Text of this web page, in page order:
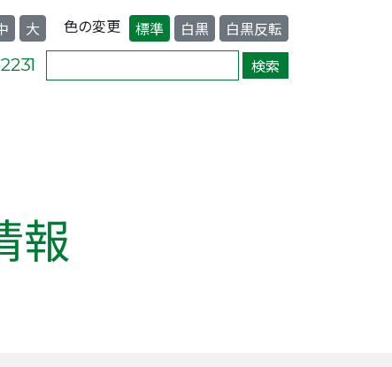
大 色の変更 標準 白黒 白黒反転
報